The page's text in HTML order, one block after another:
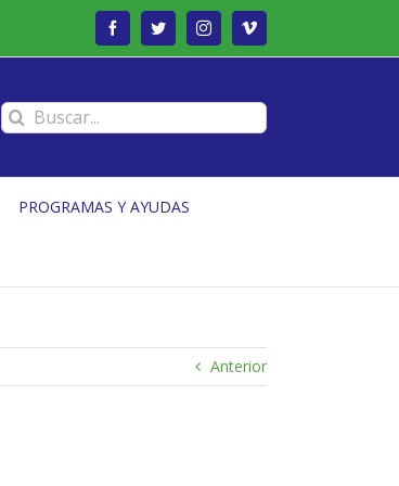
FacebookTwitterInstagramVimeo
Buscar:
PROGRAMAS Y AYUDAS
Anterior